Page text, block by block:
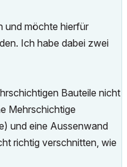
und möchte hierfür
Ich habe dabei zwei
Bauteile nicht
Mehrschichtige
und eine Aussenwand
richtig verschnitten, wie